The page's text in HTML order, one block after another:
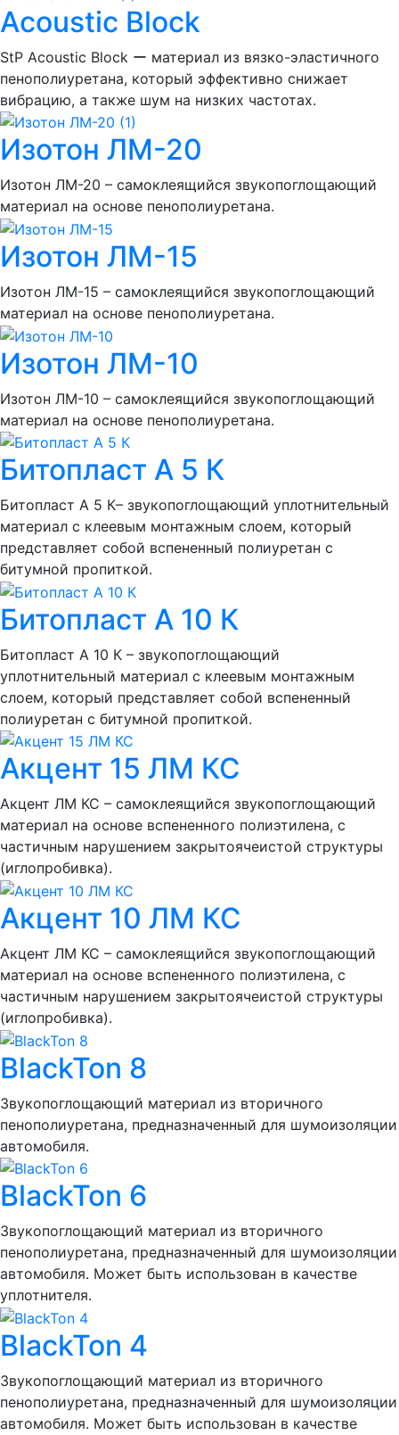
Acoustic Block
StP Acoustic Block ー материал из вязко-эластичного
пенополиуретана, который эффективно снижает
вибрацию, а также шум на низких частотах.
Изотон ЛМ-20
Изотон ЛМ-20 – самоклеящийся звукопоглощающий
материал на основе пенополиуретана.
Изотон ЛМ-15
Изотон ЛМ-15 – самоклеящийся звукопоглощающий
материал на основе пенополиуретана.
Изотон ЛМ-10
Изотон ЛМ-10 – самоклеящийся звукопоглощающий
материал на основе пенополиуретана.
Битопласт А 5 К
Битопласт А 5 К– звукопоглощающий уплотнительный
материал с клеевым монтажным слоем, который
представляет собой вспененный полиуретан с
битумной пропиткой.
Битопласт А 10 К
Битопласт А 10 К – звукопоглощающий
уплотнительный материал с клеевым монтажным
слоем, который представляет собой вспененный
полиуретан с битумной пропиткой.
Акцент 15 ЛМ КС
Акцент ЛМ КС – самоклеящийся звукопоглощающий
материал на основе вспененного полиэтилена, с
частичным нарушением закрытоячеистой структуры
(иглопробивка).
Акцент 10 ЛМ КС
Акцент ЛМ КС – самоклеящийся звукопоглощающий
материал на основе вспененного полиэтилена, с
частичным нарушением закрытоячеистой структуры
(иглопробивка).
BlackTon 8
Звукопоглощающий материал из вторичного
пенополиуретана, предназначенный для шумоизоляции
автомобиля.
BlackTon 6
Звукопоглощающий материал из вторичного
пенополиуретана, предназначенный для шумоизоляции
автомобиля. Может быть использован в качестве
уплотнителя.
BlackTon 4
Звукопоглощающий материал из вторичного
пенополиуретана, предназначенный для шумоизоляции
автомобиля. Может быть использован в качестве